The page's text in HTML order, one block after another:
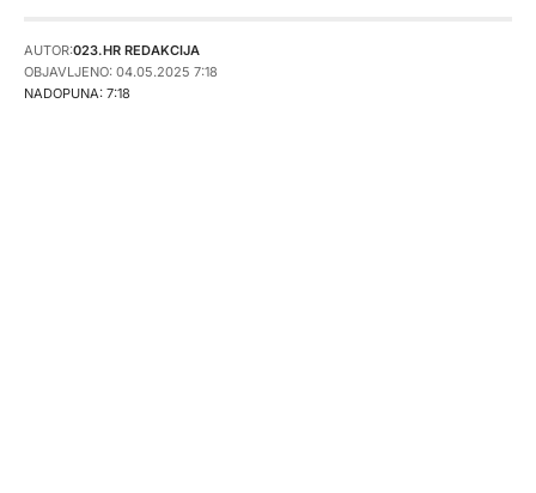
NADOPUNA: 7:18
AUTOR:023.HR REDAKCIJA
OBJAVLJENO: 04.05.2025 7:18